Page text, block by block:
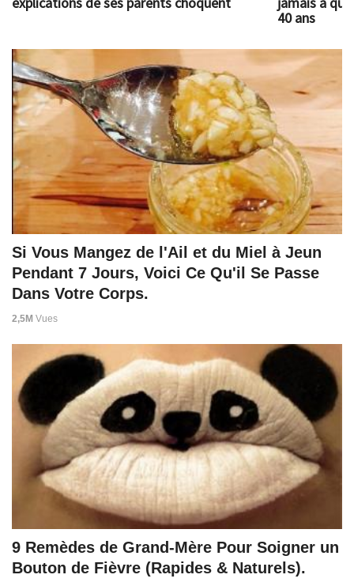
40 ans
Si Vous Mangez de l'Ail et du Miel à Jeun
Pendant 7 Jours, Voici Ce Qu'il Se Passe
Dans Votre Corps.
2,5M Vues
9 Remèdes de Grand-Mère Pour Soigner un
Bouton de Fièvre (Rapides & Naturels).